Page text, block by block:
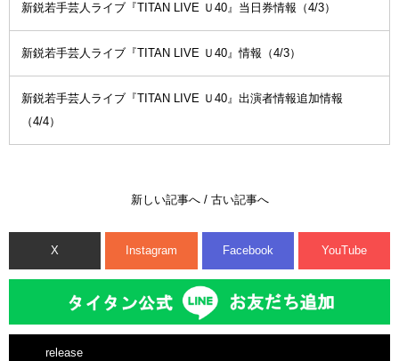
新鋭若手芸人ライブ『TITAN LIVE Ｕ40』当日券情報（4/3）
新鋭若手芸人ライブ『TITAN LIVE Ｕ40』情報（4/3）
新鋭若手芸人ライブ『TITAN LIVE Ｕ40』出演者情報追加情報
（4/4）
新しい記事へ/ 古い記事へ
X Instagram Facebook YouTube
release